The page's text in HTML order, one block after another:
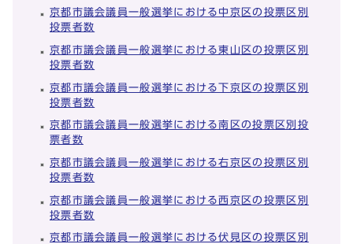
京都市議会議員一般選挙における中京区の投票区別
投票者数
京都市議会議員一般選挙における東山区の投票区別
投票者数
京都市議会議員一般選挙における下京区の投票区別
投票者数
京都市議会議員一般選挙における南区の投票区別投
票者数
京都市議会議員一般選挙における右京区の投票区別
投票者数
京都市議会議員一般選挙における西京区の投票区別
投票者数
京都市議会議員一般選挙における伏見区の投票区別